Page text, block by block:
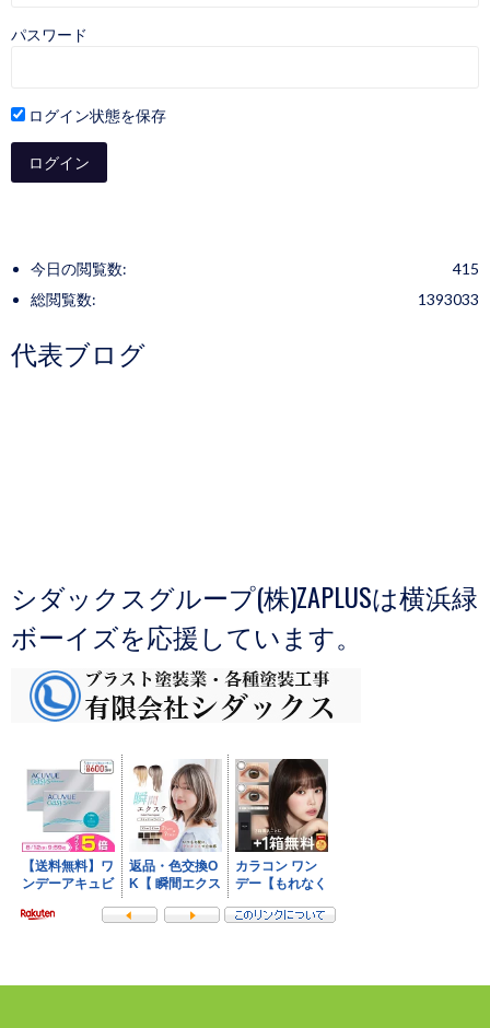
パスワード
ログイン状態を保存
415
今日の閲覧数:
1393033
総閲覧数:
代表ブログ
シダックスグループ(株)ZAPLUSは横浜緑
ボーイズを応援しています。